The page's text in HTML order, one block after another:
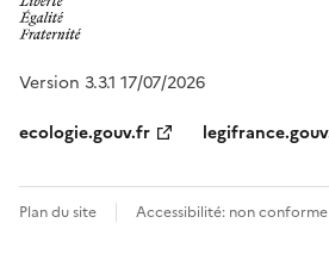
Version 3.3.1 17/07/2026
ecologie.gouv.fr
Plan du site Accessibilité: non conforme